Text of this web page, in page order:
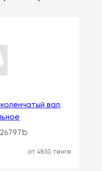
вал;
от 4850 тенге